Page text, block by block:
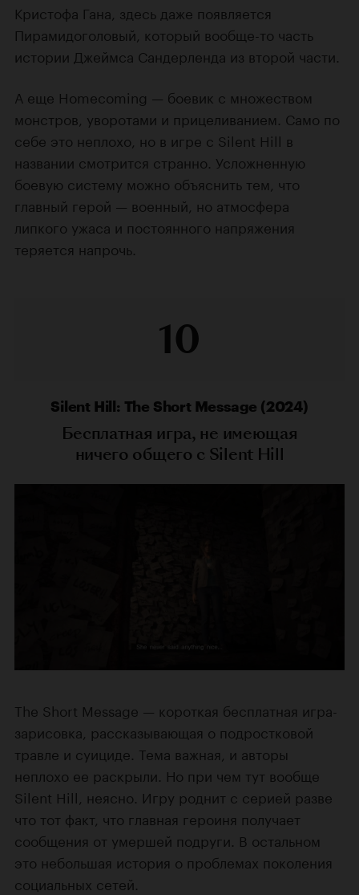
Кристофа Гана, здесь даже появляется
Пирамидоголовый, который вообще-то часть
истории Джеймса Сандерленда из второй части.
А еще Homecoming — боевик с множеством
монстров, уворотами и прицеливанием. Само по
себе это неплохо, но в игре с Silent Hill в
названии смотрится странно. Усложненную
боевую систему можно объяснить тем, что
главный герой — военный, но атмосфера
липкого ужаса и постоянного напряжения
теряется напрочь.
10
Silent Hill: The Short Message (2024)
Бесплатная игра, не имеющая
ничего общего с Silent Hill
The Short Message — короткая бесплатная игра-
зарисовка, рассказывающая о подростковой
травле и суициде. Тема важная, и авторы
неплохо ее раскрыли. Но при чем тут вообще
Silent Hill, неясно. Игру роднит с серией разве
что тот факт, что главная героиня получает
сообщения от умершей подруги. В остальном
это небольшая история о проблемах поколения
социальных сетей.